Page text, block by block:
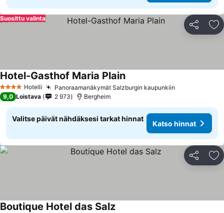
Jaa
Suosittu valinta
4 Tähtiluokitus
Hotelli Panoraamanäkymät Salzburgin kaupunkiin
Hotel-Gasthof Maria Plain
9,0 Loistava 2 973 Bergheim
Valitse päivät nähdäksesi tarkat hinnat
Katso hinnat
Jaa
Boutique Hotel das Salz